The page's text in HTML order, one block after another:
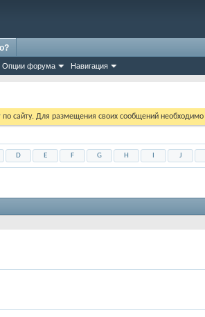
Опции форума Навигация
по сайту. Для размещения своих сообщений необходимо
D E F G H J